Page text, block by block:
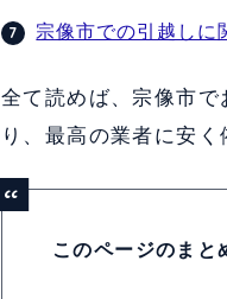
宗像市での引越しに
全て読めば、宗像市
り、最高の業者に安く
このページのまと